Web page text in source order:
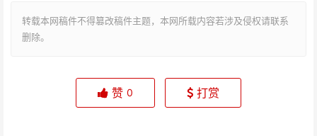
转载本网稿件不得篡改稿件主题，本网所载内容若涉及侵权请联系
删除。
赞 0 打赏